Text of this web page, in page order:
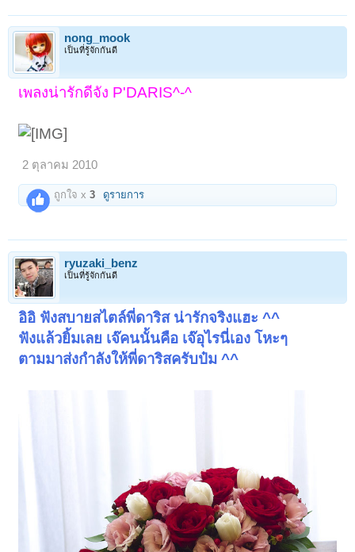
nong_mook
เป็นที่รู้จักกันดี
เพลงน่ารักดีจัง P'DARIS^-^
2 ตุลาคม 2010
ถูกใจ x3 ดูรายการ
ryuzaki_benz
เป็นที่รู้จักกันดี
อิอิ ฟังสบายสไตล์พี่ดาริส น่ารักจริงแฮะ ^^
ฟังแล้วยิ้มเลย เจ๊คนนั้นคือ เจ๊อุไรนี่เอง โหะๆ
ตามมาส่งกำลังให้พี่ดาริสครับป๋ม ^^